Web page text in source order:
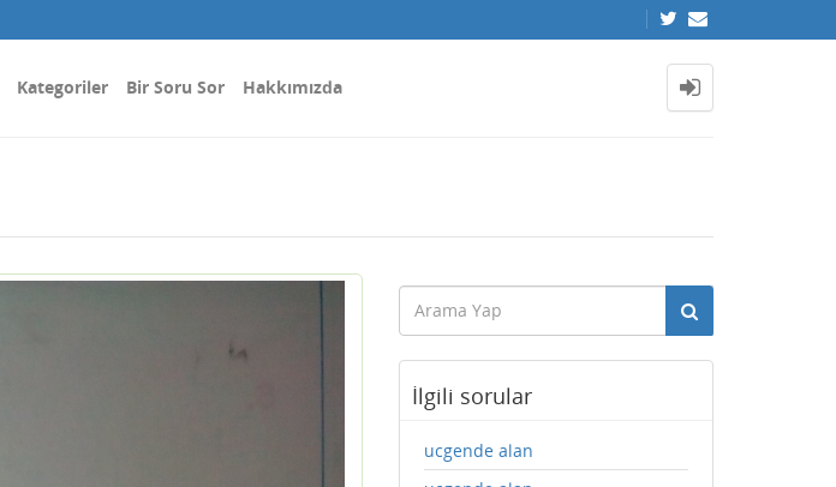
Kategoriler Bir Soru Sor Hakkımızda
İlgili sorular
ucgende alan